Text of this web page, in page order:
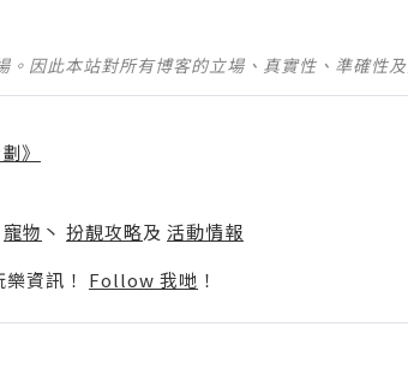
因此本站對所有博客的立場、真實性、準確性
》
寵物 丶 扮靚攻略及 活動情報
資訊！ Follow 我哋 ！